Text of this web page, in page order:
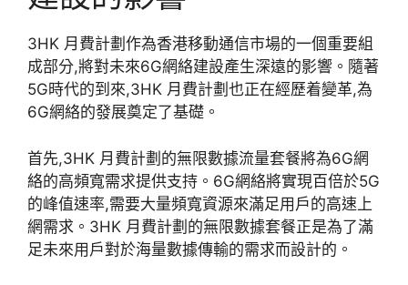
3HK 月費計劃作為香港移動通信市場的一個重要組
成部分,將對未來6G網絡建設產生深遠的影響。隨著
5G時代的到來,3HK 月費計劃也正在經歷着變革,為
6G網絡的發展奠定了基礎。
首先,3HK 月費計劃的無限數據流量套餐將為6G網
絡的高頻寬需求提供支持。6G網絡將實現百倍於5G
的峰值速率,需要大量頻寬資源來滿足用戶的高速上
網需求。3HK 月費計劃的無限數據套餐正是為了滿
足未來用戶對於海量數據傳輸的需求而設計的。